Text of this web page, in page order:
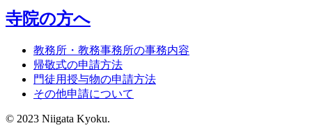
寺院の方へ
教務所・教務事務所の事務内容
帰敬式の申請方法
門徒用授与物の申請方法
その他申請について
© 2023 Niigata Kyoku.